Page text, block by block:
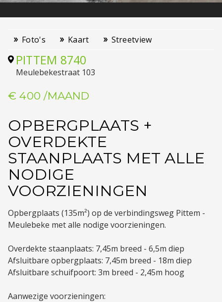
OPBERGPLAATS +
OVERDEKTE
STAANPLAATS MET ALLE
NODIGE
VOORZIENINGEN
PITTEM 8740
Meulebekestraat 103
€ 400 /MAAND
Foto's Kaart Streetview
Opbergplaats (135m²) op de verbindingsweg Pittem -
Meulebeke met alle nodige voorzieningen.
Overdekte staanplaats: 7,45m breed - 6,5m diep
Afsluitbare opbergplaats: 7,45m breed - 18m diep
Afsluitbare schuifpoort: 3m breed - 2,45m hoog
Aanwezige voorzieningen: